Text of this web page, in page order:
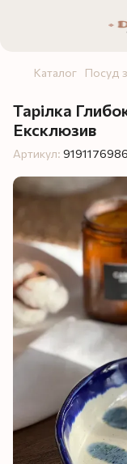
Каталог Посуд
Тарілка
Ексклюзив
Артикул: